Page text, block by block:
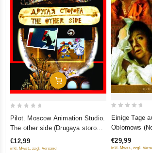
In Den Warenkorb
5
Pilot. Moscow Animation Studio.
The other side (Drugaya storona)
(RUSCICO) (NTSC)
€12,99
inkl. Mwst., zzgl. Versand
5
Einige Tage
Oblomows
zhizni I.I.Oblomova)
(2 DVD)
€29,99
inkl. Mwst., zzgl.